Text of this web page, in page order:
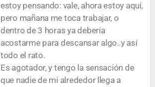
estoy pensando: vale, ahora estoy aquí,
pero mañana me toca trabajar, o
dentro de 3 horas ya debería
acostarme para descansar algo..y así
todo el rato.
Es agotador, y tengo la sensación de
que nadie de mi alrededor llega a